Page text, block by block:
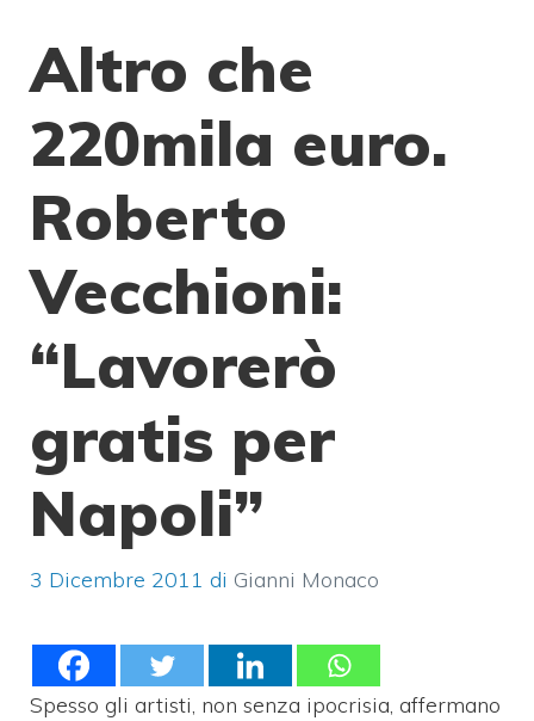
Altro che
220mila euro.
Roberto
Vecchioni:
“Lavorerò
gratis per
Napoli”
3 Dicembre 2011 di Gianni Monaco
Spesso gli artisti, non senza ipocrisia, affermano